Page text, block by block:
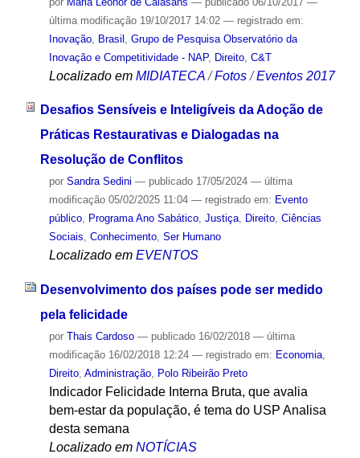
última modificação19/10/2017 14:02 — registrado em:
Inovação, Brasil Grupo de Pesquisa Observatório da
Inovação e Competitividade - NAP, Direito, C&T
Localizado em MIDIATECA /Fotos /Eventos 2017
Desafios Sensíveis e Inteligíveis da Adoção de
Práticas Restaurativas e Dialogadas na
Resolução de Conflitos
por Sandra Sedini — publicado17/05/2024 — última
modificação05/02/2025 11:04 — registrado em: Evento
público, Programa Ano Sabático, Justiça, Direito, Ciências
Sociais, Conhecimento, Ser Humano
Localizado em EVENTOS
Desenvolvimento dos países pode ser medido
pela felicidade
por Thais Cardoso — publicado16/02/2018 — última
modificação16/02/2018 12:24 — registrado em: Economia,
Direito, Administração, Polo Ribeirão Preto
Indicador Felicidade Interna Bruta, que avalia
bem-estar da população, é tema do USP Analisa
desta semana
Localizado em NOTÍCIAS